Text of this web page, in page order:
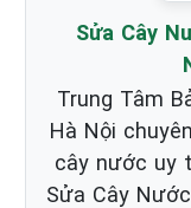
Sửa Cây
Trung Tâm
Hà Nội
cây nước uy
Sửa Cây